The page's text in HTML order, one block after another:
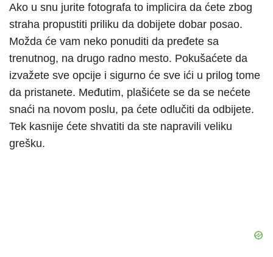
Ako u snu jurite fotografa to implicira da ćete zbog
straha propustiti priliku da dobijete dobar posao.
Možda će vam neko ponuditi da pređete sa
trenutnog, na drugo radno mesto. Pokušaćete da
izvažete sve opcije i sigurno će sve ići u prilog tome
da pristanete. Međutim, plašićete se da se nećete
snaći na novom poslu, pa ćete odlučiti da odbijete.
Tek kasnije ćete shvatiti da ste napravili veliku
grešku.